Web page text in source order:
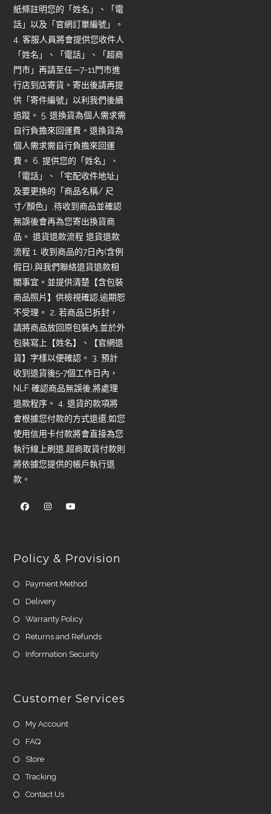
紙條註明您的「姓名」、「電
話」以及「官網訂單編號」。
4. 客服人員將會提供您收件人
「姓名」、「電話」、「超商
門市」再請至任—7-11門市進
行店到店寄貨。寄出後請再提
供「寄件編號」以利我們後續
追蹤。 5. 退換貨為個人需求需
自行負擔來回運費。退換貨為
個人需求需自行負擔來回運
費。 6. 提供您的「姓名」、
「電話」、「宅配收件地址」
及要更換的「商品名稱/ 尺
寸/顏色」,待收到商品並確認
無誤後會再為您寄出換貨商
品。 退貨退款流程 退貨退款
流程 1. 收到商品的7日內(含例
假日),與我們聯絡退貨退款相
關事宜。並提供清楚【含包裝
商品照片】供檢視確認,逾期恕
不受理。 2. 若商品已拆封，
請將商品放回原包裝內,並於外
包裝寫上【姓名】、【官網退
貨】字樣以便確認。 3. 預計
收到退貨後5-7個工作日內，
NLF 確認商品無誤後,將處理
退款程序。 4. 退貨的款項將
會根據您付款的方式退還,如您
使用信用卡付款將會直接為您
執行線上刷退,超商取貨付款則
將依據您提供的帳戶執行退
款。
Policy & Provision
Payment Method
Delivery
Warranty Policy
Returns and Refunds
Information Security
Customer Services
My Account
FAQ
Store
Tracking
Contact Us